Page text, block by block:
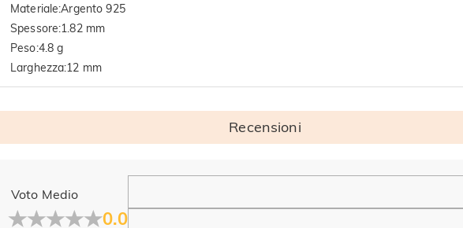
Materiale:Argento 925
Spessore:1.82 mm
Peso:4.8 g
Larghezza:12 mm
Recensioni
Voto Medio
0.0
Generale
Dove si trova la tua azienda?